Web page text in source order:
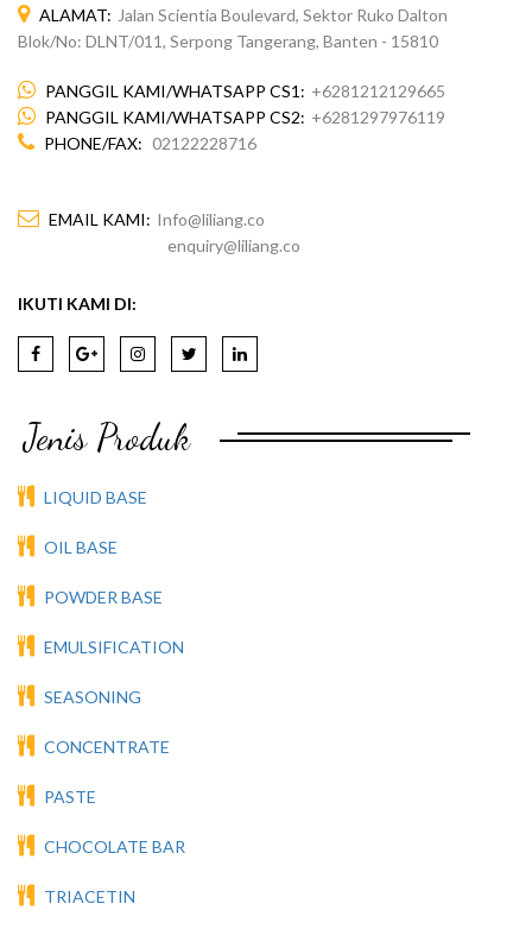
ALAMAT: Jalan Scientia Boulevard, Sektor Ruko Dalton
Blok/No: DLNT/011, Serpong Tangerang, Banten - 15810
PANGGIL KAMI/WHATSAPP CS1: +6281212129665
PANGGIL KAMI/WHATSAPP CS2: +6281297976119
PHONE/FAX: 02122228716
EMAIL KAMI: Info@liliang.co
enquiry@liliang.co
IKUTI KAMI DI:
Jenis Produk
LIQUID BASE
OIL BASE
POWDER BASE
EMULSIFICATION
SEASONING
CONCENTRATE
PASTE
CHOCOLATE BAR
TRIACETIN